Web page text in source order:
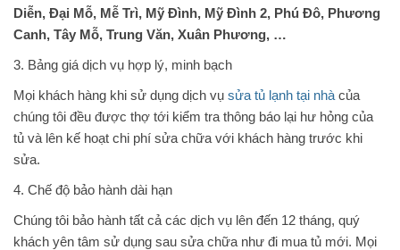
Diễn, Đại Mỗ, Mễ Trì, Mỹ Đình, Mỹ Đình 2, Phú Đô, Phương
Canh, Tây Mỗ, Trung Văn, Xuân Phương, …
3. Bảng giá dịch vụ hợp lý, minh bạch
Mọi khách hàng khi sử dụng dịch vụ sửa tủ lạnh tại nhà của
chúng tôi đều được thợ tới kiểm tra thông báo lại hư hỏng của
tủ và lên kế hoạt chi phí sửa chữa với khách hàng trước khi
sửa.
4. Chế độ bảo hành dài hạn
Chúng tôi bảo hành tất cả các dịch vụ lên đến 12 tháng, quý
khách yên tâm sử dụng sau sửa chữa như đi mua tủ mới. Mọi